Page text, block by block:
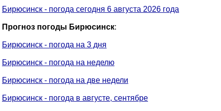
Бирюсинск - погода сегодня 6 августа 2026 года
Прогноз погоды Бирюсинск:
Бирюсинск - погода на 3 дня
Бирюсинск - погода на неделю
Бирюсинск - погода на две недели
Бирюсинск - погода в августе, сентябре